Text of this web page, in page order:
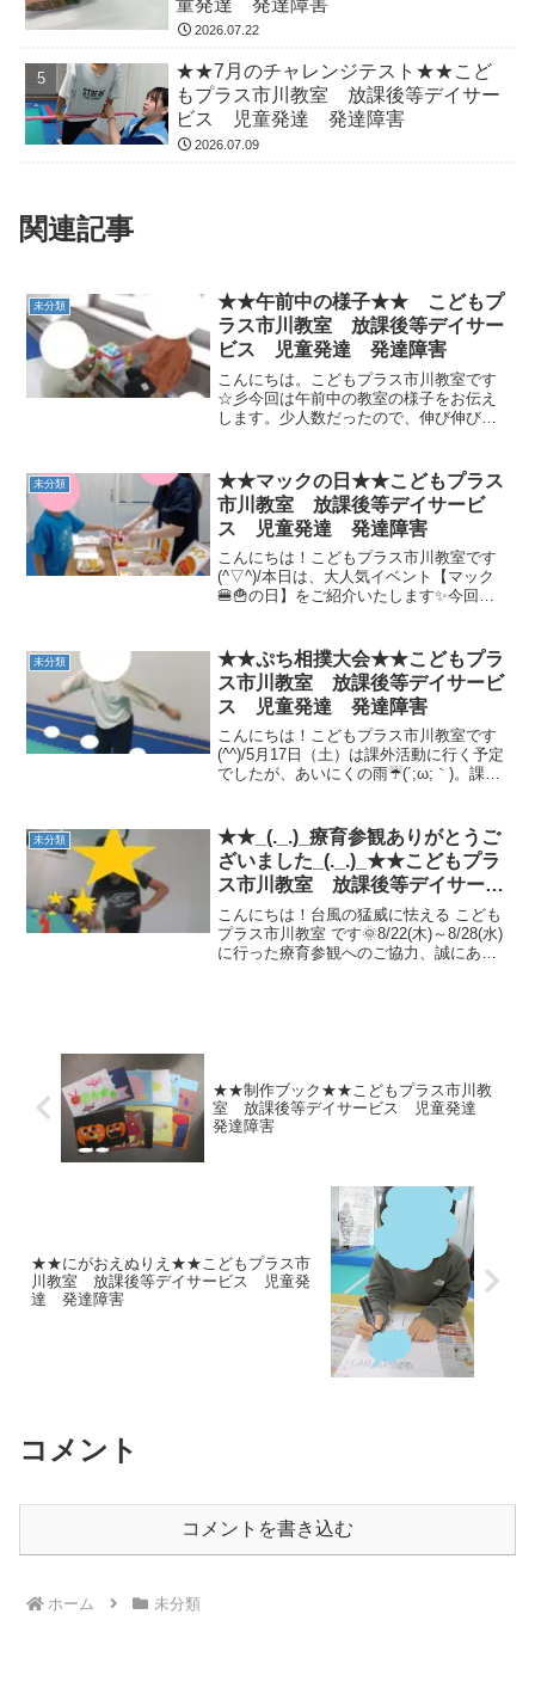
童発達 発達障害
2026.07.22
★★7月のチャレンジテスト★★こど
もプラス市川教室 放課後等デイサー
ビス 児童発達 発達障害
2026.07.09
関連記事
未分類
★★午前中の様子★★ こどもプ
ラス市川教室 放課後等デイサー
ビス 児童発達 発達障害
こんにちは。こどもプラス市川教室です
☆彡今回は午前中の教室の様子をお伝え
します。少人数だったので、伸び伸びと
た♪ 平均台も初めは手を引かれながらで
したが、自分の力で渡れ...
未分類
★★マックの日★★こどもプラス
市川教室 放課後等デイサービ
ス 児童発達 発達障害
こんにちは！こどもプラス市川教室です
(^▽^)/本日は、大人気イベント【マック
🍔🍟の日】をご紹介いたします✨今回
こともあり、みんなとても集中して参加
することができていま...
未分類
★★ぷち相撲大会★★こどもプラ
ス市川教室 放課後等デイサービ
ス 児童発達 発達障害
こんにちは！こどもプラス市川教室です
(^^)/5月17日（土）は課外活動に行く予定
でしたが、あいにくの雨☔(´;ω;｀)。課外
(*^^)vまず、ラジオ体操で身体を温めま...
未分類
★★_(._.)_療育参観ありがとうご
ざいました_(._.)_★★こどもプラ
ス市川教室 放課後等デイサービ
ス 児童発達 発達障害
こんにちは！台風の猛威に怯える こども
プラス市川教室 です🌞8/22(木)～8/28(水)
に行った療育参観へのご協力、誠にあり
★★制作ブック★★こどもプラス市川教
室 放課後等デイサービス 児童発達
発達障害
★★にがおえぬりえ★★こどもプラス市
川教室 放課後等デイサービス 児童発
達 発達障害
コメント
コメントを書き込む
ホーム 未分類